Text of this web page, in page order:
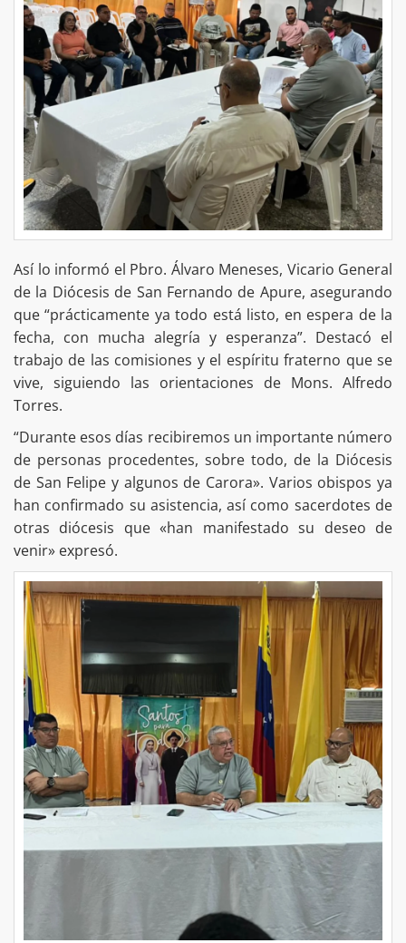
Así lo informó el Pbro. Álvaro Meneses, Vicario General
de la Diócesis de San Fernando de Apure, asegurando
que “prácticamente ya todo está listo, en espera de la
fecha, con mucha alegría y esperanza”. Destacó el
trabajo de las comisiones y el espíritu fraterno que se
vive, siguiendo las orientaciones de Mons. Alfredo
Torres.
“Durante esos días recibiremos un importante número
de personas procedentes, sobre todo, de la Diócesis
de San Felipe y algunos de Carora». Varios obispos ya
han confirmado su asistencia, así como sacerdotes de
otras diócesis que «han manifestado su deseo de
venir» expresó.